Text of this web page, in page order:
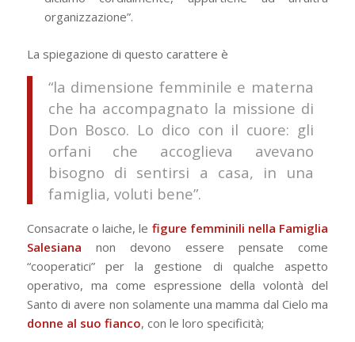
organizzazione”.
La spiegazione di questo carattere è
“la dimensione femminile e materna
che ha accompagnato la missione di
Don Bosco. Lo dico con il cuore: gli
orfani che accoglieva avevano
bisogno di sentirsi a casa, in una
famiglia, voluti bene”.
Consacrate o laiche, le figure femminili nella Famiglia
Salesiana non devono essere pensate come
“cooperatici” per la gestione di qualche aspetto
operativo, ma come espressione della volontà del
Santo di avere non solamente una mamma dal Cielo ma
donne al suo fianco, con le loro specificità;